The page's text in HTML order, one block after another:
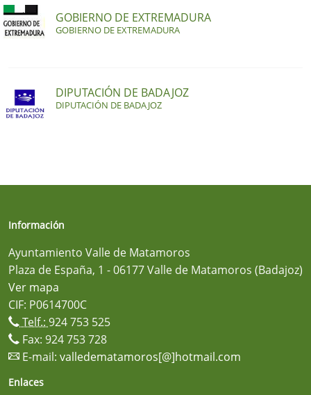
GOBIERNO DE EXTREMADURA
GOBIERNO DE EXTREMADURA
DIPUTACIÓN DE BADAJOZ
DIPUTACIÓN DE BADAJOZ
Información
Ayuntamiento Valle de Matamoros
Plaza de España, 1 - 06177 Valle de Matamoros (Badajoz)
Ver mapa
CIF: P0614700C
Telf.: 924 753 525
Fax: 924 753 728
E-mail: valledematamoros[@]hotmail.com
Enlaces